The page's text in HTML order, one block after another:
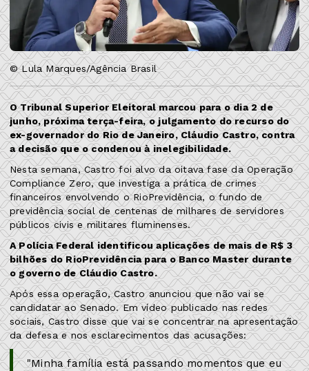
© Lula Marques/Agência Brasil
O Tribunal Superior Eleitoral marcou para o dia 2 de
junho, próxima terça-feira, o julgamento do recurso do
ex-governador do Rio de Janeiro, Cláudio Castro, contra
a decisão que o condenou à inelegibilidade.
Nesta semana, Castro foi alvo da oitava fase da Operação
Compliance Zero, que investiga a prática de crimes
financeiros envolvendo o RioPrevidência, o fundo de
previdência social de centenas de milhares de servidores
públicos civis e militares fluminenses.
A Polícia Federal identificou aplicações de mais de R$ 3
bilhões do RioPrevidência para o Banco Master durante
o governo de Cláudio Castro.
Após essa operação, Castro anunciou que não vai se
candidatar ao Senado. Em vídeo publicado nas redes
sociais, Castro disse que vai se concentrar na apresentação
da defesa e nos esclarecimentos das acusações:
"Minha família está passando momentos que eu